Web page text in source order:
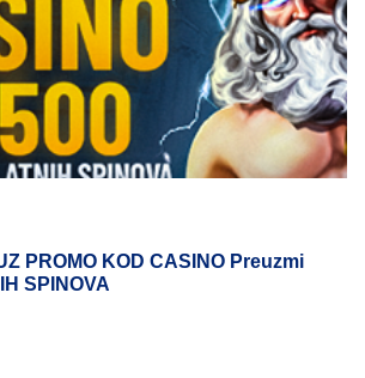
PROMO KOD CASINO Preuzmi
SPINOVA